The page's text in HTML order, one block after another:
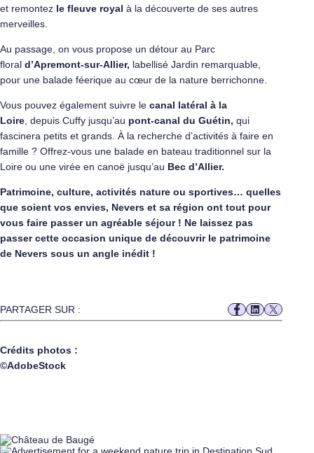
et remontez le fleuve royal à la découverte de ses autres
merveilles.
Au passage, on vous propose un détour au Parc
floral d’Apremont-sur-Allier, labellisé Jardin remarquable,
pour une balade féerique au cœur de la nature berrichonne.
Vous pouvez également suivre le canal latéral à la
Loire, depuis Cuffy jusqu’au pont-canal du Guétin, qui
fascinera petits et grands. À la recherche d’activités à faire en
famille ? Offrez-vous une balade en bateau traditionnel sur la
Loire ou une virée en canoë jusqu’au Bec d’Allier.
Patrimoine, culture, activités nature ou sportives… quelles
que soient vos envies, Nevers et sa région ont tout pour
vous faire passer un agréable séjour ! Ne laissez pas
passer cette occasion unique de découvrir le patrimoine
de Nevers sous un angle inédit !
PARTAGER SUR :
Crédits photos :
©AdobeStock